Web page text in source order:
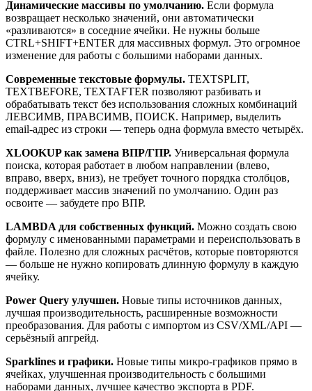
Динамические массивы по умолчанию. Если формула
возвращает несколько значений, они автоматически
«разливаются» в соседние ячейки. Не нужны больше
CTRL+SHIFT+ENTER для массивных формул. Это огромное
изменение для работы с большими наборами данных.
Современные текстовые формулы. TEXTSPLIT,
TEXTBEFORE, TEXTAFTER позволяют разбивать и
обрабатывать текст без использования сложных комбинаций
ЛЕВСИМВ, ПРАВСИМВ, ПОИСК. Например, выделить
email-адрес из строки — теперь одна формула вместо четырёх.
XLOOKUP как замена ВПР/ГПР. Универсальная формула
поиска, которая работает в любом направлении (влево,
вправо, вверх, вниз), не требует точного порядка столбцов,
поддерживает массив значений по умолчанию. Один раз
освоите — забудете про ВПР.
LAMBDA для собственных функций. Можно создать свою
формулу с именованными параметрами и переиспользовать в
файле. Полезно для сложных расчётов, которые повторяются
— больше не нужно копировать длинную формулу в каждую
ячейку.
Power Query улучшен. Новые типы источников данных,
лучшая производительность, расширенные возможности
преобразования. Для работы с импортом из CSV/XML/API —
серьёзный апгрейд.
Sparklines и графики. Новые типы микро-графиков прямо в
ячейках, улучшенная производительность с большими
наборами данных, лучшее качество экспорта в PDF.